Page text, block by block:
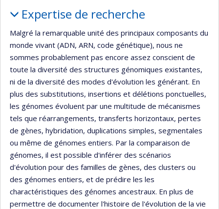
Expertise de recherche
Malgré la remarquable unité des principaux composants du
monde vivant (ADN, ARN, code génétique), nous ne
sommes probablement pas encore assez conscient de
toute la diversité des structures génomiques existantes,
ni de la diversité des modes d'évolution les générant. En
plus des substitutions, insertions et délétions ponctuelles,
les génomes évoluent par une multitude de mécanismes
tels que réarrangements, transferts horizontaux, pertes
de gènes, hybridation, duplications simples, segmentales
ou même de génomes entiers. Par la comparaison de
génomes, il est possible d'inférer des scénarios
d'évolution pour des familles de gènes, des clusters ou
des génomes entiers, et de prédire les les
charactéristiques des génomes ancestraux. En plus de
permettre de documenter l'histoire de l'évolution de la vie